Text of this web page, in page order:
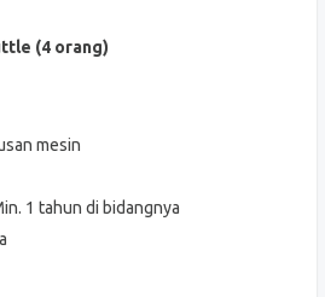
(4 orang)
mesin
1 tahun di bidangnya